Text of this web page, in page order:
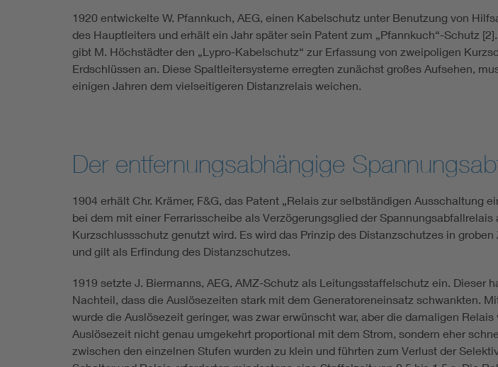
1920 entwickelte W. Pfannkuch, AEG, einen Kabelschutz unter Benutzung von
des Hauptleiters und erhält ein Jahr später sein Patent zum „Pfannkuch“-Schutz
gibt M. Höchstädter den „Lypro-Kabelschutz“ zur Erfassung von zweipoligen
Erdschlüssen an. Diese Spaltleitersysteme erregten zunächst großes Aufsehen,
einigen Jahren dem vielseitigeren Distanzrelais weichen.
Der entfernungsabhängige
1904 erhält Chr. Krämer, F&G, das Patent „Relais zur selbständigen Ausschaltung
bei dem mit einer Ferrarisscheibe als Verzögerungsglied der Spannungsabfallrelais
Kurzschlussschutz genutzt wird. Es wird das Prinzip des Distanzschutzes in groben
und gilt als Erfindung des Distanzschutzes.
1919 setzte J. Biermanns, AEG, AMZ-Schutz als Leitungsstaffelschutz ein. Dieser
Nachteil, dass die Auslösezeiten stark mit dem Generatoreneinsatz schwankten.
wurde die Auslösezeit geringer, was zwar erwünscht war, aber die damaligen Relais
Auslösezeit nicht genau umgekehrt proportional mit dem Strom, sondern eher
zwischen den einzelnen Stufen wurden zu klein und führten zum Verlust der